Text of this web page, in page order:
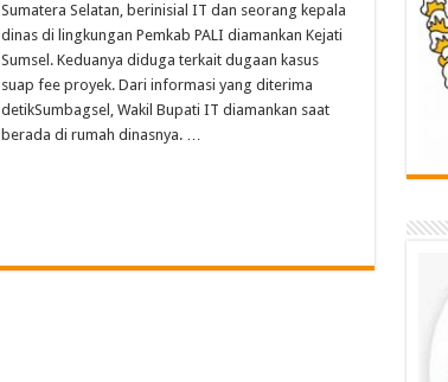
Sumatera Selatan, berinisial IT dan seorang kepala
dinas di lingkungan Pemkab PALI diamankan Kejati
Sumsel. Keduanya diduga terkait dugaan kasus
suap fee proyek. Dari informasi yang diterima
detikSumbagsel, Wakil Bupati IT diamankan saat
berada di rumah dinasnya. …